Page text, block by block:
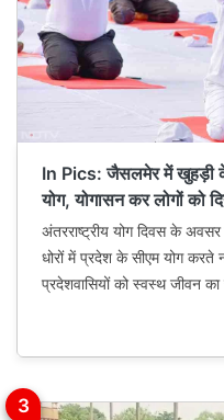
In Pics: जैसलमेर में खुहड़ी के
योग, योगासन कर लोगों को
अंतरराष्ट्रीय योग दिवस के
धोरों में प्रदेश के सीएम योग करते
प्रदेशवासियों को स्वस्थ जीवन का